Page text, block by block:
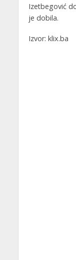
Izetbegović
je dobila.
Izvor: klix.ba